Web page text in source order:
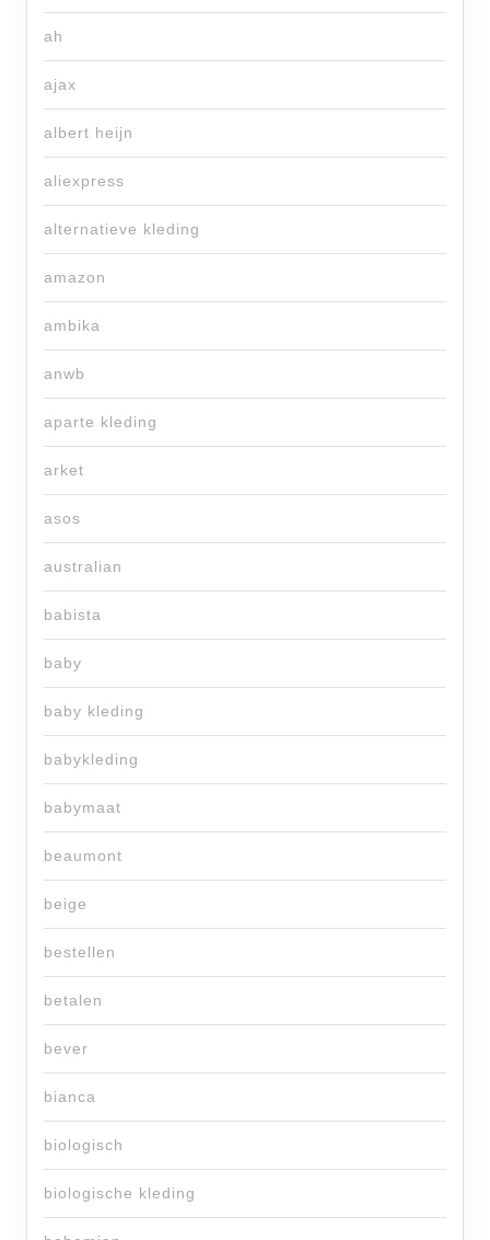
ah
ajax
albert heijn
aliexpress
alternatieve kleding
amazon
ambika
anwb
aparte kleding
arket
asos
australian
babista
baby
baby kleding
babykleding
babymaat
beaumont
beige
bestellen
betalen
bever
bianca
biologisch
biologische kleding